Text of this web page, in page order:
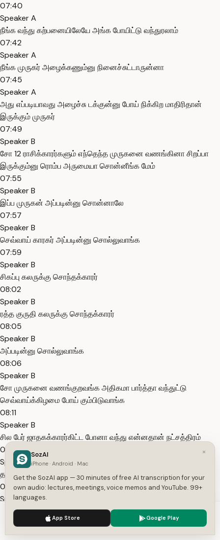
07:40
Speaker A
நீங்க வந்து கற்பனையிலேயே அங்க போயிட்டு வந்துரலாம்
07:42
Speaker A
நீங்க முருகர் அழைக்கணும்னு நினைச்சுட்டாருன்னா
07:45
Speaker A
அது எப்படியாவது அழைச்சு டக்குன்னு போய் நிக்கிற மாதிரிதான்
இருக்கும் முருகர்
07:49
Speaker B
சோ 12 ராசிக்காரர்களும் எந்தெந்த முருகனை வணங்கினா சிறப்பா
இருக்கும்னு ரொம்ப அருமையா சொன்னீங்க மேம்
07:55
Speaker B
இப்ப முருகன் அப்படின்னு சொன்னாலே
07:57
Speaker B
செவ்வாய் காரகர் அப்படின்னு சொல்லுவாங்க
07:59
Speaker B
சிகப்பு கலருக்கு சொந்தக்காரர்
08:02
Speaker B
ரத்த குருதி கலருக்கு சொந்தக்காரர்
08:05
Speaker B
அப்படின்னு சொல்லுவாங்க
08:06
Speaker B
சோ முருகனை வணங்குறவங்க அதிகமா பார்த்தா வந்துட்டு
செவ்வாய்க்கிழமை போய் கும்பிடுவாங்க
08:11
Speaker B
சில பேர் ஜாதகக்காரர்கிட்ட போனா வந்து என்னதான் நட்சத்திரம்
08:15
Speaker B
தசா புத்தி எல்லாமே பார்த்தாலுமே
08:18
Speaker B
செவ்வாய் தோஷம் அப்படின்னு இருந்தா அதுக்கான சில பரிகாரங்கள்
சில விஷயங்கள் சொல்லுவாங்க
08:23
We use cookies to enhance your experience.
×
SozAI
iPhone · Android · Mac
Get the SozAI app — 30 minutes of free AI transcription for your
own audio: lectures, meetings, voice memos and YouTube. 99+
languages.
App Store Google Play